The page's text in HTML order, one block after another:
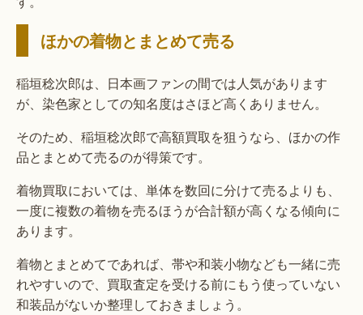
ほかの着物とまとめて売る
稲垣稔次郎は、日本画ファンの間では人気があります
が、染色家としての知名度はさほど高くありません。
そのため、稲垣稔次郎で高額買取を狙うなら、ほかの作
品とまとめて売るのが得策です。
着物買取においては、単体を数回に分けて売るよりも、
一度に複数の着物を売るほうが合計額が高くなる傾向に
あります。
着物とまとめてであれば、帯や和装小物なども一緒に売
れやすいので、買取査定を受ける前にもう使っていない
和装品がないか整理しておきましょう。